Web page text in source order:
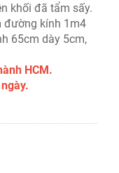
khối đã tẩm sấy.
đường kính 1m4
65cm dày 5cm,
HCM.